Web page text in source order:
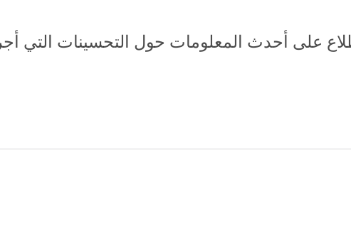
على أحدث المعلومات حول التحسينات التي